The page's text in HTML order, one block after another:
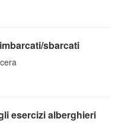
sbarcati
esercizi alberghieri